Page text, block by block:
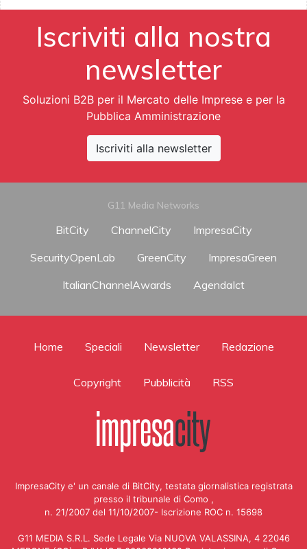
Iscriviti alla nostra
newsletter
Soluzioni B2B per il Mercato delle Imprese e per la
Pubblica Amministrazione
Iscriviti alla newsletter
G11 Media Networks
BitCity ChannelCity
ImpresaCity
SecurityOpenLab
GreenCity
ImpresaGreen
ItalianChannelAwards
AgendaIct
Home Speciali Newsletter Redazione
Copyright Pubblicità RSS
ImpresaCity e' un canale di BitCity, testata giornalistica registrata
presso il tribunale di Como ,
n. 21/2007 del 11/10/2007- Iscrizione ROC n. 15698
G11 MEDIA S.R.L. Sede Legale Via NUOVA VALASSINA, 4 22046